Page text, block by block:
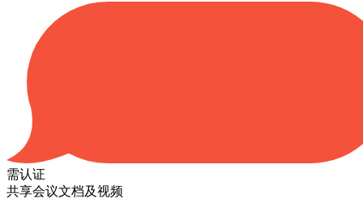
需认证
共享会议文档及视频